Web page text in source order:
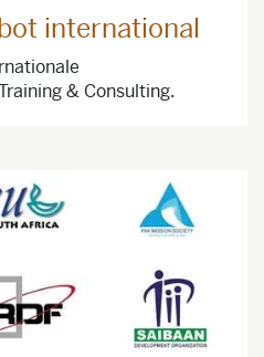
international
& Consulting.